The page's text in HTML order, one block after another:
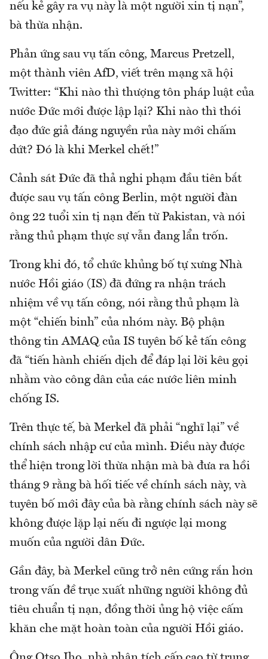
nếu kẻ gây ra vụ này là một người xin tị nạn”,
bà thừa nhận.
Phản ứng sau vụ tấn công, Marcus Pretzell,
một thành viên AfD, viết trên mạng xã hội
Twitter: “Khi nào thì thượng tôn pháp luật của
nước Đức mới được lập lại? Khi nào thì thói
đạo đức giả đáng nguyền rủa này mới chấm
dứt? Đó là khi Merkel chết!”
Cảnh sát Đức đã thả nghi phạm đầu tiên bắt
được sau vụ tấn công Berlin, một người đàn
ông 22 tuổi xin tị nạn đến từ Pakistan, và nói
rằng thủ phạm thực sự vẫn đang lẩn trốn.
Trong khi đó, tổ chức khủng bố tự xưng Nhà
nước Hồi giáo (IS) đã đứng ra nhận trách
nhiệm về vụ tấn công, nói rằng thủ phạm là
một “chiến binh” của nhóm này. Bộ phận
thông tin AMAQ của IS tuyên bố kẻ tấn công
đã “tiến hành chiến dịch để đáp lại lời kêu gọi
nhằm vào công dân của các nước liên minh
chống IS.
Trên thực tế, bà Merkel đã phải “nghĩ lại” về
chính sách nhập cư của mình. Điều này được
thể hiện trong lời thừa nhận mà bà đưa ra hồi
tháng 9 rằng bà hối tiếc về chính sách này, và
tuyên bố mới đây của bà rằng chính sách này sẽ
không được lặp lại nếu đi ngược lại mong
muốn của người dân Đức.
Gần đây, bà Merkel cũng trở nên cứng rắn hơn
trong vấn đề trục xuất những người không đủ
tiêu chuẩn tị nạn, đồng thời ủng hộ việc cấm
khăn che mặt hoàn toàn của người Hồi giáo.